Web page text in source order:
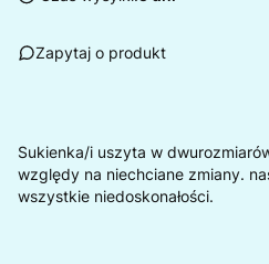
Zapytaj o produkt
Sukienka/i uszyta w
względy na niechciane zmiany.
wszystkie niedoskonałości.